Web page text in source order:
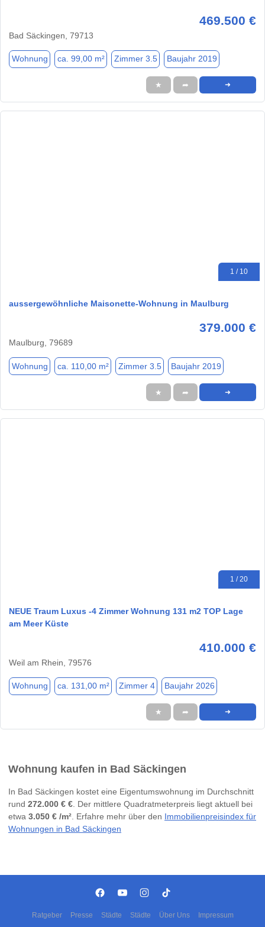
469.500 €
Bad Säckingen, 79713
Wohnung ca. 99,00 m² Zimmer 3.5 Baujahr 2019
★ ➦ ➜
1 / 10
aussergewöhnliche Maisonette-Wohnung in Maulburg
379.000 €
Maulburg, 79689
Wohnung ca. 110,00 m² Zimmer 3.5 Baujahr 2019
★ ➦ ➜
1 / 20
NEUE Traum Luxus -4 Zimmer Wohnung 131 m2 TOP Lage
am Meer Küste
410.000 €
Weil am Rhein, 79576
Wohnung ca. 131,00 m² Zimmer 4 Baujahr 2026
★ ➦ ➜
Wohnung kaufen in Bad Säckingen
In Bad Säckingen kostet eine Eigentumswohnung im Durchschnitt
rund 272.000 € € . Der mittlere Quadratmeterpreis liegt aktuell bei
etwa 3.050 € /m² . Erfahre mehr über den Immobilienpreisindex für
Wohnungen in Bad Säckingen
Ratgeber Presse Städte Städte Über Uns Impressum